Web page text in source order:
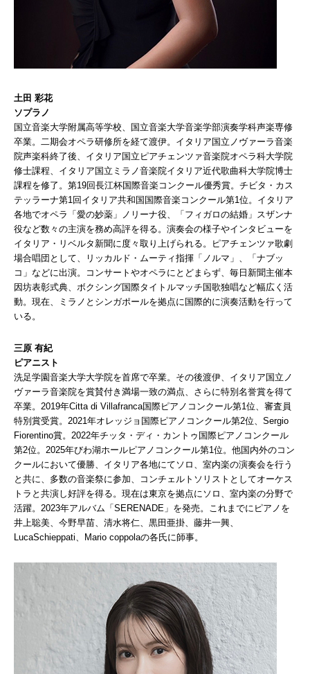
土田 彩花
ソプラノ
国立音楽大学附属高等学校、国立音楽大学音楽学部演奏学科声楽専修
卒業。二期会オペラ研修所を経て渡伊。イタリア国立ノヴァーラ音楽
院声楽科終了後、イタリア国立ピアチェンツァ音楽院オペラ科大学院
修士課程、イタリア国立ミラノ音楽院イタリア近代歌曲科大学院博士
課程を修了。第19回長江杯国際音楽コンクール優秀賞。チビタ・カス
テッラーナ第1回イタリア共和国国際音楽コンクール第1位。イタリア
各地でオペラ「愛の妙薬」ノリーナ役、「フィガロの結婚」スザンナ
役など数々の主演を務め高評を得る。演奏会の様子やインタビューを
イタリア・リベルタ新聞に度々取り上げられる。ピアチェンツァ歌劇
場合唱団として、リッカルド・ムーティ指揮「ノルマ」、「ナブッ
コ」などに出演。コンサートやオペラにとどまらず、毎日新聞主催本
因坊表彰式典、ボクシング国際タイトルマッチ国歌独唱など幅広く活
動。現在、ミラノとシンガポールを拠点に国際的に演奏活動を行って
いる。
三原 有紀
ピアニスト
洗足学園音楽大学大学院を首席で卒業。その後渡伊、イタリア国立ノ
ヴァーラ音楽院を賞賛付き満場一致の満点、さらに特別名誉賞を得て
卒業。2019年Citta di Villafranca国際ピアノコンクール第1位、審査員
特別賞受賞。2021年オレッジョ国際ピアノコンクール第2位、Sergio
Fiorentino賞。2022年チッタ・ディ・カントゥ国際ピアノコンクール
第2位。2025年びわ湖ホールピアノコンクール第1位。他国内外のコン
クールにおいて優勝、イタリア各地にてソロ、室内楽の演奏会を行う
と共に、多数の音楽祭に参加、コンチェルトソリストとしてオーケス
トラと共演し好評を得る。現在は東京を拠点にソロ、室内楽の分野で
活躍。2023年アルバム「SERENADE」を発売。これまでにピアノを
井上聡美、今野早苗、清水将仁、黒田亜掛、藤井一興、
LucaSchieppati、Mario coppolaの各氏に師事。